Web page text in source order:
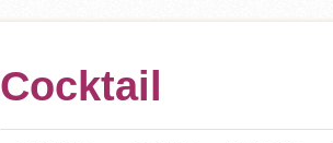
Cocktail